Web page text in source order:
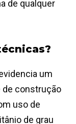
de qualquer
um
de construção
uso de
de grau